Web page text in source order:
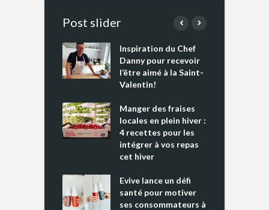
Post slider
Inspiration du Chef
Danny pour recevoir
l’être aimé à la Saint-
Valentin!
Manger des fraises
locales en plein hiver :
4 recettes pour les
intégrer à vos repas
cet hiver
Evive lance un défi
santé pour motiver
ses consommateurs à